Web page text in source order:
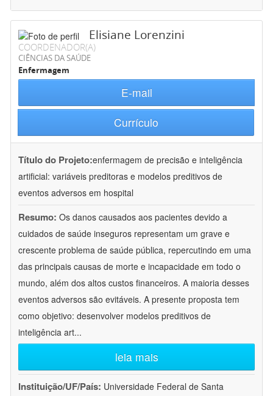
Elisiane Lorenzini
COORDENADOR(A)
CIÊNCIAS DA SAÚDE
Enfermagem
E-mail
Currículo
Título do Projeto:enfermagem de precisão e inteligência
artificial: variáveis preditoras e modelos preditivos de
eventos adversos em hospital
Resumo: Os danos causados aos pacientes devido a
cuidados de saúde inseguros representam um grave e
crescente problema de saúde pública, repercutindo em uma
das principais causas de morte e incapacidade em todo o
mundo, além dos altos custos financeiros. A maioria desses
eventos adversos são evitáveis. A presente proposta tem
como objetivo: desenvolver modelos preditivos de
inteligência art...
leia mais
Instituição/UF/País: Universidade Federal de Santa